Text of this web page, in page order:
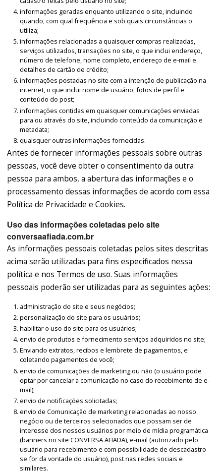
informações geradas enquanto utilizando o site, incluindo
quando, com qual frequência e sob quais circunstâncias o
utiliza;
informações relacionadas a quaisquer compras realizadas,
serviços utilizados, transações no site, o que inclui endereço,
número de telefone, nome completo, endereço de e-mail e
detalhes de cartão de crédito;
informações postadas no site com a intenção de publicação na
internet, o que inclui nome de usuário, fotos de perfil e
conteúdo do post;
informações contidas em quaisquer comunicações enviadas
para ou através do site, incluindo conteúdo da comunicação e
metadata;
quaisquer outras informações fornecidas.
Antes de fornecer informações pessoais sobre outras
pessoas, você deve obter o consentimento da outra
pessoa para ambos, a abertura das informações e o
processamento dessas informações de acordo com essa
Política de Privacidade e Cookies.
Uso das informações coletadas pelo site
conversaafiada.com.br
As informações pessoais coletadas pelos sites descritas
acima serão utilizadas para fins especificados nessa
política e nos Termos de uso. Suas informações
pessoais poderão ser utilizadas para as seguintes ações:
administração do site e seus negócios;
personalização do site para os usuários;
habilitar o uso do site para os usuários;
envio de produtos e fornecimento serviços adquiridos no site;
Enviando extratos, recibos e lembrete de pagamentos, e
coletando pagamentos de você;
envio de comunicações de marketing ou não (o usuário pode
optar por cancelar a comunicação no caso do recebimento de e-
mail);
envio de notificações solicitadas;
envio de Comunicação de marketing relacionadas ao nosso
negócio ou de terceiros selecionados que possam ser de
interesse dos nossos usuários por meio de mídia programática
(banners no site CONVERSA AFIADA), e-mail (autorizado pelo
usuário para recebimento e com possibilidade de descadastro
se for da vontade do usuário), post nas redes sociais e
similares.